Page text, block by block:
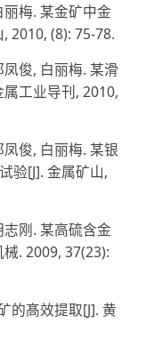
丽梅. 某金矿中金
, 2010, (8): 75-78.
凤俊, 白丽梅. 某滑
属工业导刊, 2010,
凤俊, 白丽梅. 某银
验[J]. 金属矿山,
志刚. 某高硫含金
械. 2009, 37(23):
的髙效提取[J]. 黄